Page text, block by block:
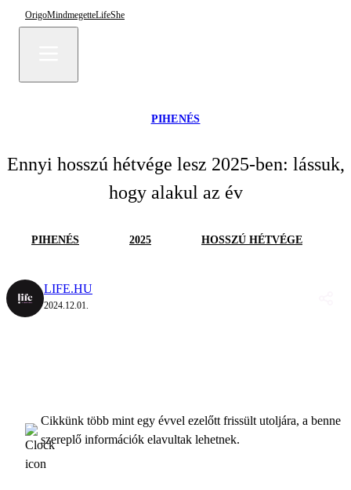
OrigoMindmegetteLifeShe
PIHENÉS
Ennyi hosszú hétvége lesz 2025-ben: lássuk,
hogy alakul az év
PIHENÉS 2025 HOSSZÚ HÉTVÉGE
LIFE.HU
2024.12.01.
Cikkünk több mint egy évvel ezelőtt frissült utoljára, a benne
szereplő információk elavultak lehetnek.